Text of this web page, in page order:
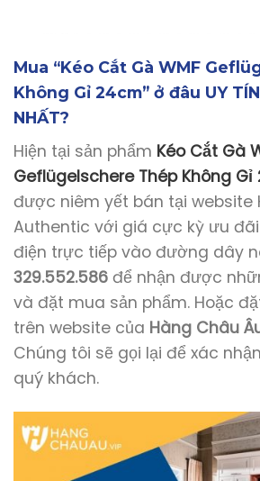
Mua “Kéo Cắt Gà WMF
Không Gỉ 24cm” ở đâu UY
NHẤT?
Hiện tại sản phẩm Kéo Cắt Gà
Geflügelschere Thép Không Gỉ
được niêm yết bán tại website
Authentic với giá cực kỳ ưu
điện trực tiếp vào đường dây
329.552.586 để nhận được
và đặt mua sản phẩm. Hoặc
trên website của Hàng Châu
Chúng tôi sẽ gọi lại để xác
quý khách.